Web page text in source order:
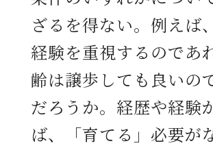
ざるを得ない。例えば
経験を重視するのであ
齢は譲歩しても良いの
だろうか。経歴や経験
ば、「育てる」必要が